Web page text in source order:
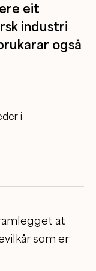
eit
industri
også
i
at
som er